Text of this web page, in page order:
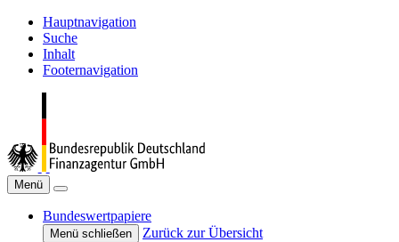
Hauptnavigation
Suche
Inhalt
Footernavigation
Menü
Bundeswertpapiere
Menü schließen
Zurück zur Übersicht